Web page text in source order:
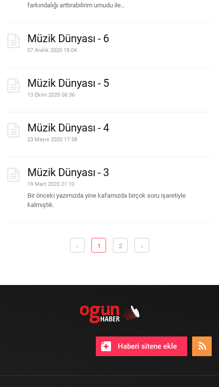
farkındalığı arttırabilirim umudu ile…
Müzik Dünyası - 6
07 Aralık 2020 18:04
Müzik Dünyası - 5
13 Ekim 2020 06:36
Müzik Dünyası - 4
23 Mayıs 2020 17:58
Müzik Dünyası - 3
19 Mart 2020 21:10
Bir önceki yazımızda yine kafamızda birçok soru işaretiyle
kalmıştık.
‹ 1 2 ›
Haberi sitene ekle